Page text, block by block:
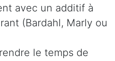
avec un additif à
(Bardahl, Marly ou
le temps de